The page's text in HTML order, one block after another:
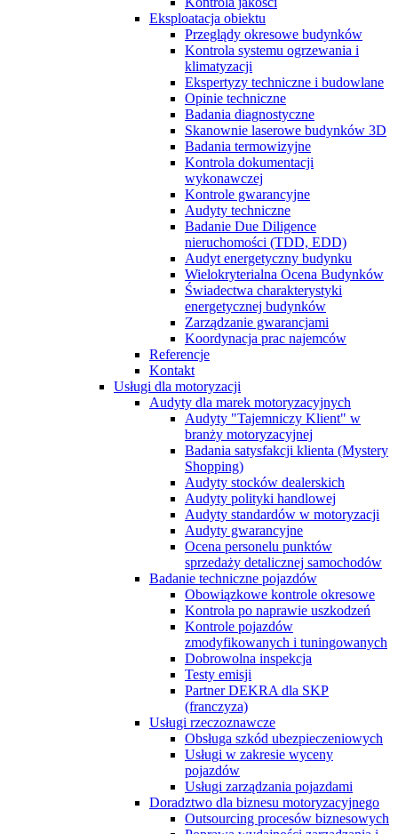
Eksploatacja obiektu
Przeglądy okresowe budynków
Kontrola systemu ogrzewania i
klimatyzacji
Ekspertyzy techniczne i budowlane
Opinie techniczne
Badania diagnostyczne
Skanownie laserowe budynków 3D
Badania termowizyjne
Kontrola dokumentacji
wykonawczej
Kontrole gwarancyjne
Audyty techniczne
Badanie Due Diligence
nieruchomości (TDD, EDD)
Audyt energetyczny budynku
Wielokryterialna Ocena Budynków
Świadectwa charakterystyki
energetycznej budynków
Zarządzanie gwarancjami
Koordynacja prac najemców
Referencje
Kontakt
Usługi dla motoryzacji
Audyty dla marek motoryzacyjnych
Audyty "Tajemniczy Klient" w
branży motoryzacyjnej
Badania satysfakcji klienta (Mystery
Shopping)
Audyty stocków dealerskich
Audyty polityki handlowej
Audyty standardów w motoryzacji
Audyty gwarancyjne
Ocena personelu punktów
sprzedaży detalicznej samochodów
Badanie techniczne pojazdów
Obowiązkowe kontrole okresowe
Kontrola po naprawie uszkodzeń
Kontrole pojazdów
zmodyfikowanych i tuningowanych
Dobrowolna inspekcja
Testy emisji
Partner DEKRA dla SKP
(franczyza)
Usługi rzeczoznawcze
Obsługa szkód ubezpieczeniowych
Usługi w zakresie wyceny
pojazdów
Usługi zarządzania pojazdami
Doradztwo dla biznesu motoryzacyjnego
Outsourcing procesów biznesowych